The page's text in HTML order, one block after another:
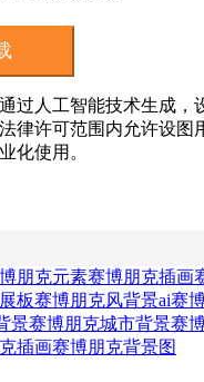
过人工智能技术生成，
律许可范围内允许设图
化使用。
朋克元素赛博朋克插画
板赛博朋克风背景ai赛
景赛博朋克城市背景赛
插画赛博朋克背景图